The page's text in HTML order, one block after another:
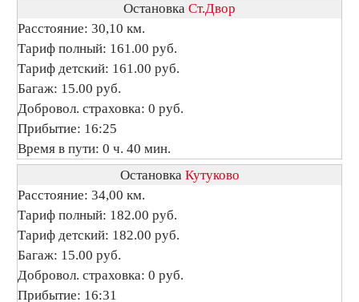
Остановка Ст.Двор
Расстояние: 30,10 км.
Тариф полный: 161.00 руб.
Тариф детский: 161.00 руб.
Багаж: 15.00 руб.
Добровол. страховка: 0 руб.
Прибытие: 16:25
Время в пути: 0 ч. 40 мин.
Остановка Кутуково
Расстояние: 34,00 км.
Тариф полный: 182.00 руб.
Тариф детский: 182.00 руб.
Багаж: 15.00 руб.
Добровол. страховка: 0 руб.
Прибытие: 16:31